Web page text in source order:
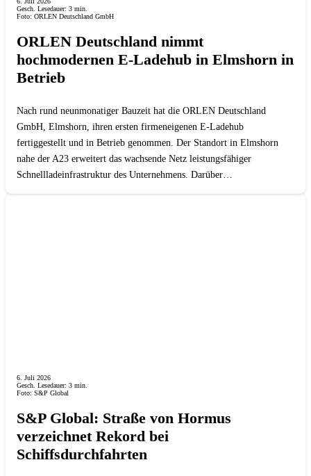
Gesch. Lesedauer: 3 min.
Foto: ORLEN Deutschland GmbH
ORLEN Deutschland nimmt
hochmodernen E-Ladehub in Elmshorn in
Betrieb
Nach rund neunmonatiger Bauzeit hat die ORLEN Deutschland
GmbH, Elmshorn, ihren ersten firmeneigenen E-Ladehub
fertiggestellt und in Betrieb genommen. Der Standort in Elmshorn
nahe der A23 erweitert das wachsende Netz leistungsfähiger
Schnellladeinfrastruktur des Unternehmens. Darüber…
6. Juli 2026
Gesch. Lesedauer: 3 min.
Foto: S&P Global
S&P Global: Straße von Hormus
verzeichnet Rekord bei
Schiffsdurchfahrten